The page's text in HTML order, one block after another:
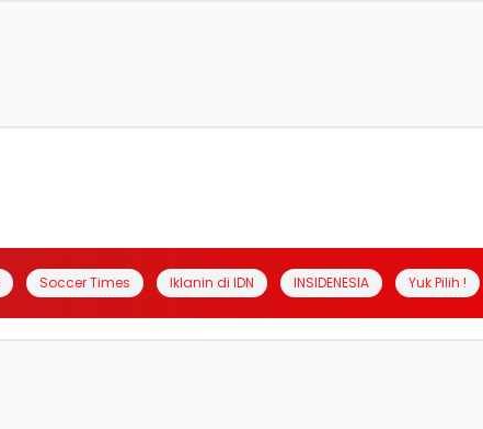
Soccer Times Iklanin di IDN INSIDENESIA Yuk Pilih !